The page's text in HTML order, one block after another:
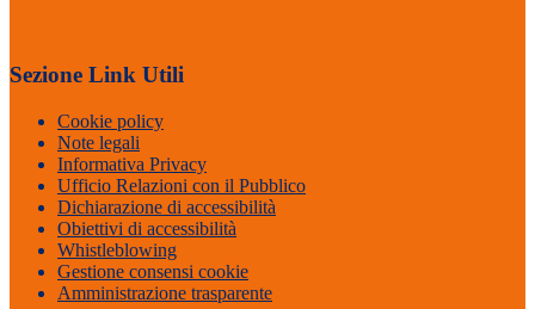
Sezione Link Utili
Cookie policy
Note legali
Informativa Privacy
Ufficio Relazioni con il Pubblico
Dichiarazione di accessibilità
Obiettivi di accessibilità
Whistleblowing
Gestione consensi cookie
Amministrazione trasparente